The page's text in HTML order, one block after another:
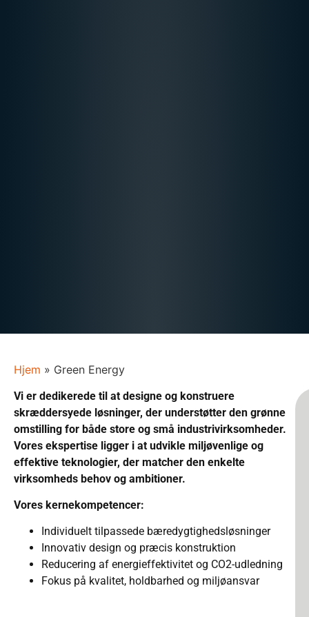
Hjem » Green Energy
Vi er dedikerede til at designe og konstruere
skræddersyede løsninger, der understøtter den grønne
omstilling for både store og små industrivirksomheder.
Vores ekspertise ligger i at udvikle miljøvenlige og
effektive teknologier, der matcher den enkelte
virksomheds behov og ambitioner.
Vores kernekompetencer:
Individuelt tilpassede bæredygtighedsløsninger
Innovativ design og præcis konstruktion
Reducering af energieffektivitet og CO2-udledning
Fokus på kvalitet, holdbarhed og miljøansvar